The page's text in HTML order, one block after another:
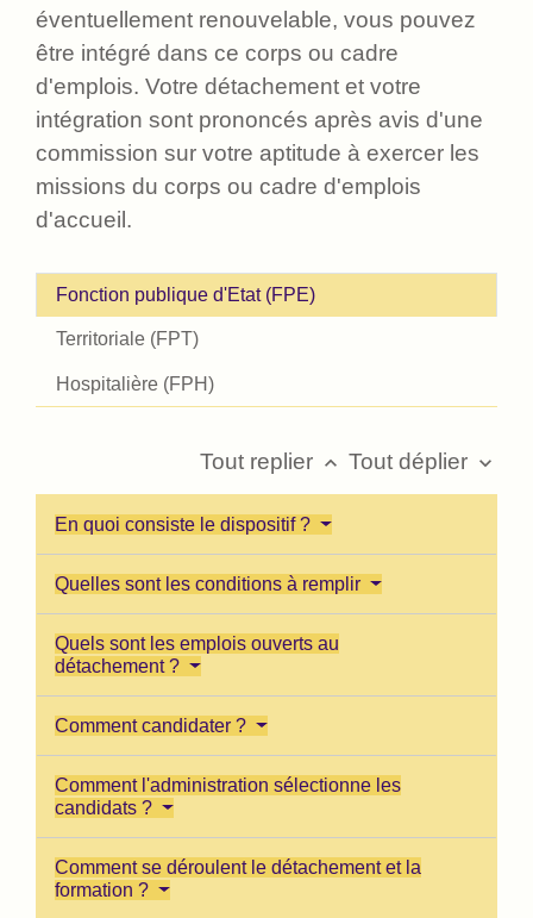
éventuellement renouvelable, vous pouvez
être intégré dans ce corps ou cadre
d'emplois. Votre détachement et votre
intégration sont prononcés après avis d'une
commission sur votre aptitude à exercer les
missions du corps ou cadre d'emplois
d'accueil.
Fonction publique d'Etat (FPE)
Territoriale (FPT)
Hospitalière (FPH)
Tout replier keyboard_arrow_up Tout déplier keyboard_arrow_down
En quoi consiste le dispositif ?
Quelles sont les conditions à remplir
Quels sont les emplois ouverts au
détachement ?
Comment candidater ?
Comment l'administration sélectionne les
candidats ?
Comment se déroulent le détachement et la
formation ?